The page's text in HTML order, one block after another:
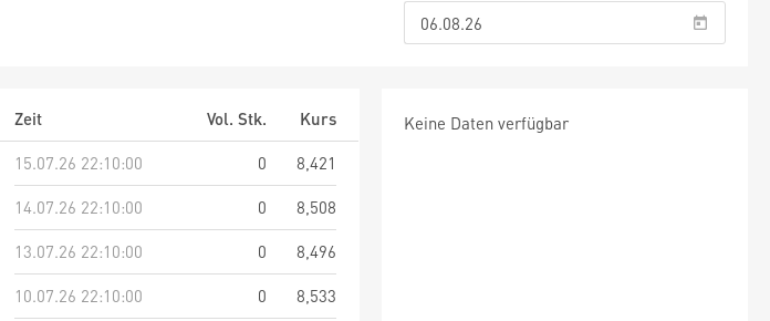
Zeit Vol. Stk.
Kurs
15.07.26 22:10:00
0
8,421
14.07.26 22:10:00
0
8,508
13.07.26 22:10:00
0
8,496
10.07.26 22:10:00
0
8,533
Keine Daten verfügbar